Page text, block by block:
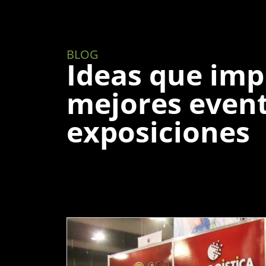
BLOG
Ideas que
mejores
exposiciones